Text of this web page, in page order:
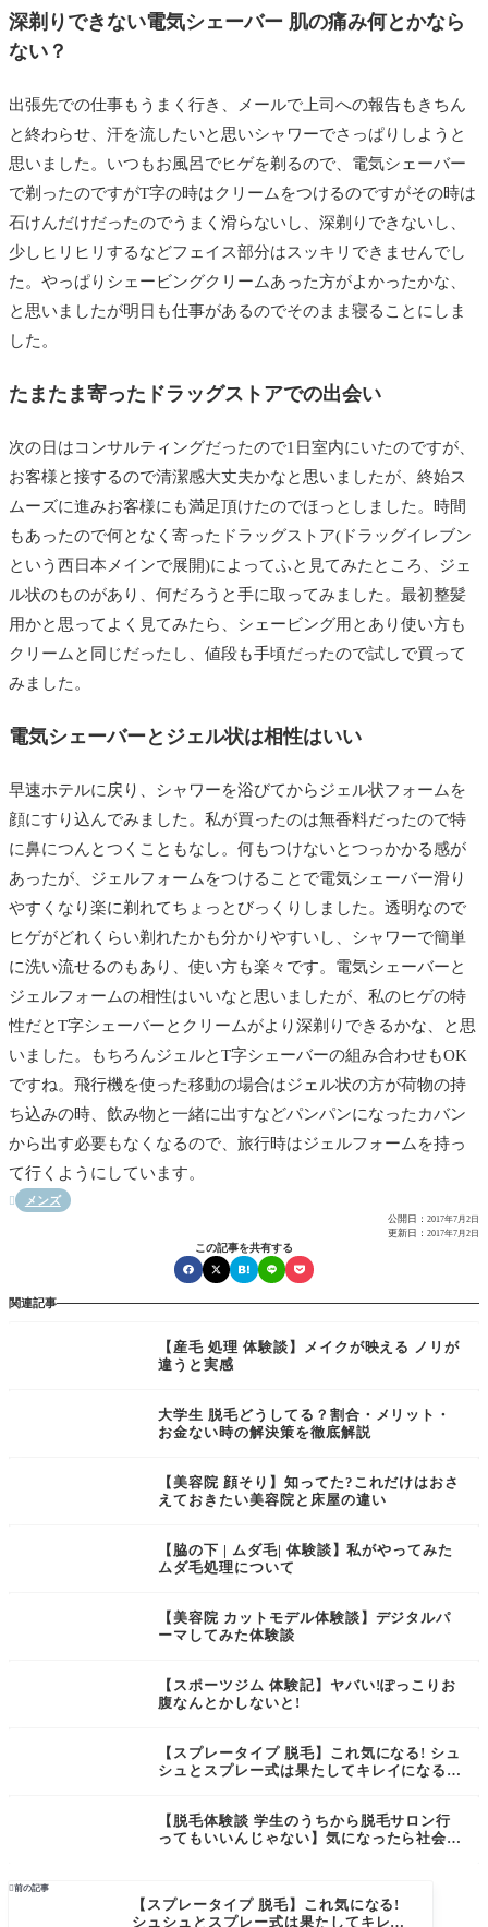
深剃りできない電気シェーバー 肌の痛み何とかなら
ない？
出張先での仕事もうまく行き、メールで上司への報告もきちん
と終わらせ、汗を流したいと思いシャワーでさっぱりしようと
思いました。いつもお風呂でヒゲを剃るので、電気シェーバー
で剃ったのですがT字の時はクリームをつけるのですがその時は
石けんだけだったのでうまく滑らないし、深剃りできないし、
少しヒリヒリするなどフェイス部分はスッキリできませんでし
た。やっぱりシェービングクリームあった方がよかったかな、
と思いましたが明日も仕事があるのでそのまま寝ることにしま
した。
たまたま寄ったドラッグストアでの出会い
次の日はコンサルティングだったので1日室内にいたのですが、
お客様と接するので清潔感大丈夫かなと思いましたが、終始ス
ムーズに進みお客様にも満足頂けたのでほっとしました。時間
もあったので何となく寄ったドラッグストア(ドラッグイレブン
という西日本メインで展開)によってふと見てみたところ、ジェ
ル状のものがあり、何だろうと手に取ってみました。最初整髪
用かと思ってよく見てみたら、シェービング用とあり使い方も
クリームと同じだったし、値段も手頃だったので試しで買って
みました。
電気シェーバーとジェル状は相性はいい
早速ホテルに戻り、シャワーを浴びてからジェル状フォームを
顔にすり込んでみました。私が買ったのは無香料だったので特
に鼻につんとつくこともなし。何もつけないとつっかかる感が
あったが、ジェルフォームをつけることで電気シェーバー滑り
やすくなり楽に剃れてちょっとびっくりしました。透明なので
ヒゲがどれくらい剃れたかも分かりやすいし、シャワーで簡単
に洗い流せるのもあり、使い方も楽々です。電気シェーバーと
ジェルフォームの相性はいいなと思いましたが、私のヒゲの特
性だとT字シェーバーとクリームがより深剃りできるかな、と思
いました。もちろんジェルとT字シェーバーの組み合わせもOK
ですね。飛行機を使った移動の場合はジェル状の方が荷物の持
ち込みの時、飲み物と一緒に出すなどパンパンになったカバン
から出す必要もなくなるので、旅行時はジェルフォームを持っ
て行くようにしています。
 メンズ
公開日： 2017年7月2日
更新日： 2017年7月2日
この記事を共有する
関連記事
【産毛 処理 体験談】メイクが映える ノリが
違うと実感
大学生 脱毛どうしてる？割合・メリット・
お金ない時の解決策を徹底解説
【美容院 顔そり】知ってた?これだけはおさ
えておきたい美容院と床屋の違い
【脇の下 | ムダ毛| 体験談】私がやってみた
ムダ毛処理について
【美容院 カットモデル体験談】デジタルパ
ーマしてみた体験談
【スポーツジム 体験記】ヤバい!ぽっこりお
腹なんとかしないと!
【スプレータイプ 脱毛】これ気になる! シュ
シュとスプレー式は果たしてキレイになるの
【脱毛体験談 学生のうちから脱毛サロン行
ってもいいんじゃない】気になったら社会人
前の記事
【スプレータイプ 脱毛】これ気になる!
シュシュとスプレー式は果たしてキレイ